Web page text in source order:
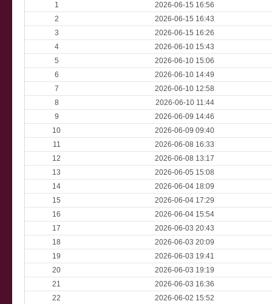
1
2026-06-15 16:56
2
2026-06-15 16:43
3
2026-06-15 16:26
4
2026-06-10 15:43
5
2026-06-10 15:06
6
2026-06-10 14:49
7
2026-06-10 12:58
8
2026-06-10 11:44
9
2026-06-09 14:46
10
2026-06-09 09:40
11
2026-06-08 16:33
12
2026-06-08 13:17
13
2026-06-05 15:08
14
2026-06-04 18:09
15
2026-06-04 17:29
16
2026-06-04 15:54
17
2026-06-03 20:43
18
2026-06-03 20:09
19
2026-06-03 19:41
20
2026-06-03 19:19
21
2026-06-03 16:36
22
2026-06-02 15:52